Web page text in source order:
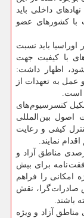
داخلی باید
با کشورهای عضو
اوراسیا باید نسبت
با کیفیت جهت
اظهار داشت:
عمل به تعهدات از
است.
کنسرسیوم های
اصول بین المللی
کیفی و رعایت
نمایند.
رئیس جمهور، ضمن اشاره به سهم ۴۰ درصدی مناطق آزاد و
نامه برای بیش
امکانی را فراهم
صادرات گرا، نقش
باشند.
مناطق آزاد و ویژه